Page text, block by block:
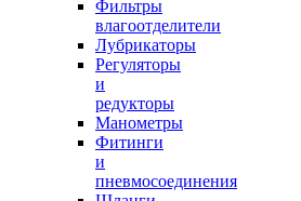
Фильтры
влагоотделители
Лубрикаторы
Регуляторы
и
редукторы
Манометры
Фитинги
и
пневмосоединения